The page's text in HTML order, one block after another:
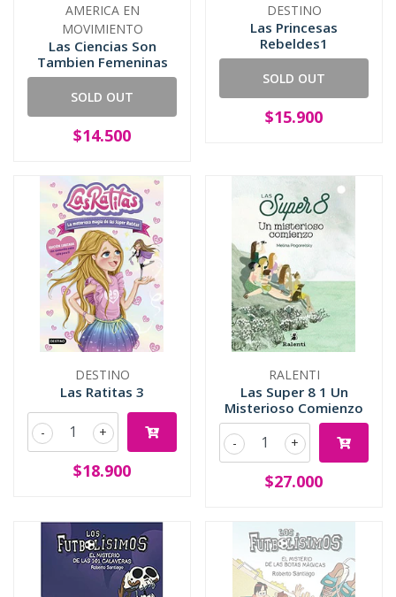
AMERICA EN
MOVIMIENTO
Las Ciencias Son
Tambien Femeninas
SOLD OUT
$14.500
DESTINO
Las Princesas
Rebeldes1
SOLD OUT
$15.900
DESTINO
Las Ratitas 3
+
-
$18.900
RALENTI
Las Super 8 1 Un
Misterioso Comienzo
+
-
$27.000